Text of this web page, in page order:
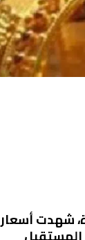
شهدت أسعار